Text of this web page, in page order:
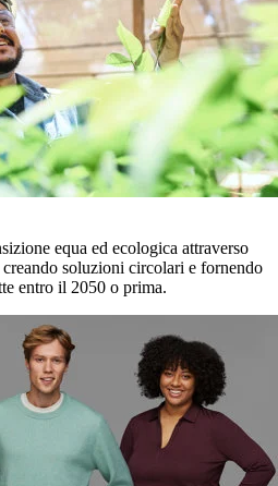
equa ed ecologica attraverso
soluzioni circolari e fornendo
entro il 2050 o prima.